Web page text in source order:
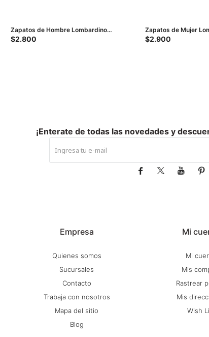
Zapatos de Hombre Lombardino
Lexus - Marrón
$2.800
Zapatos de Mujer
Poly - Marrón Roble
$2.900
Empresa
Quienes somos
Sucursales
Contacto
Trabaja con nosotros
Mapa del sitio
Blog
Mi
Mi
Mis
Rastrear
Mis
Wish
¡Enterate de todas las novedades y
   